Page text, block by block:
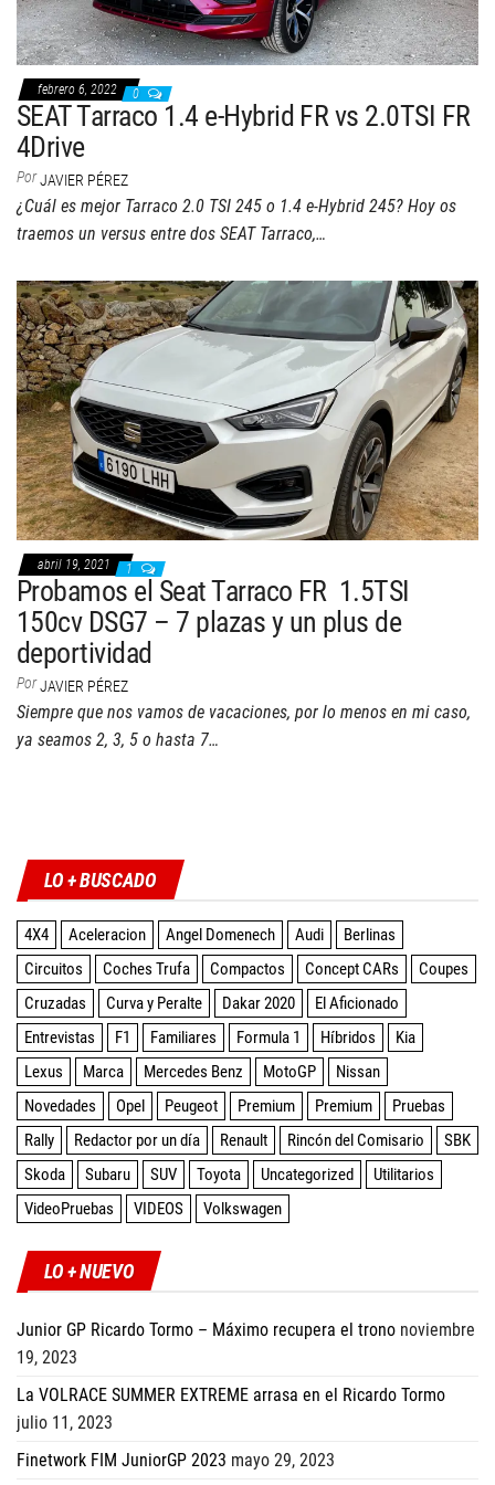
febrero 6, 2022 0
SEAT Tarraco 1.4 e-Hybrid FR vs 2.0TSI FR
4Drive
PorJAVIER PÉREZ
¿Cuál es mejor Tarraco 2.0 TSI 245 o 1.4 e-Hybrid 245? Hoy os
traemos un versus entre dos SEAT Tarraco,…
abril 19, 2021 1
Probamos el Seat Tarraco FR 1.5TSI
150cv DSG7 – 7 plazas y un plus de
deportividad
PorJAVIER PÉREZ
Siempre que nos vamos de vacaciones, por lo menos en mi caso,
ya seamos 2, 3, 5 o hasta 7…
LO + BUSCADO
4X4 Aceleracion Angel Domenech Audi
Berlinas
Circuitos
Coches Trufa Compactos Concept CARs
Coupes
Cruzadas
Curva y Peralte Dakar 2020
El Aficionado
Entrevistas
F1 Familiares Formula 1 Híbridos
Kia
Lexus
Marca Mercedes Benz MotoGP
Nissan
Novedades
Opel Peugeot Premium Premium
Pruebas
Rally
Redactor por un día Renault Rincón del Comisario
SBK
Skoda
Subaru SUV Toyota Uncategorized
Utilitarios
VideoPruebas
VIDEOS Volkswagen
LO + NUEVO
Junior GP Ricardo Tormo – Máximo recupera el trono noviembre
19, 2023
La VOLRACE SUMMER EXTREME arrasa en el Ricardo Tormo
julio 11, 2023
Finetwork FIM JuniorGP 2023 mayo 29, 2023